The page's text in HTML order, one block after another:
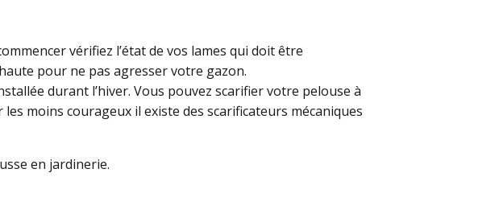
vérifiez l’état de vos lames qui doit être
pour ne pas agresser votre gazon.
durant l’hiver. Vous pouvez scarifier votre pelouse à
moins courageux il existe des scarificateurs mécaniques
en jardinerie.